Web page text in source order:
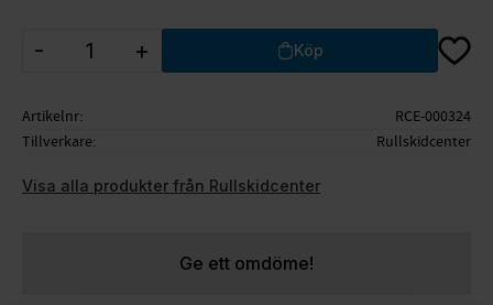
+
- Köp Lägg
Artikelnr
RCE-000324
Tillverkare
Rullskidcenter
Visa alla produkter från Rullskidcenter
Ge ett omdöme!